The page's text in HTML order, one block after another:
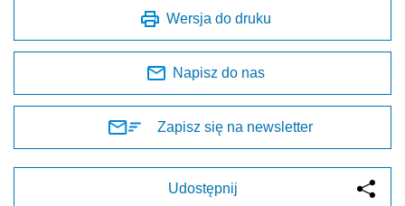
Wersja do druku
Napisz do nas
Zapisz się na newsletter
Udostępnij